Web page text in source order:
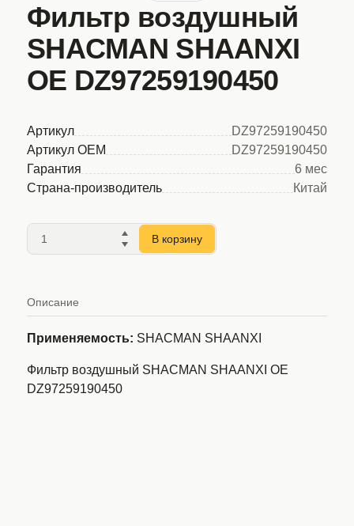
Фильтр воздушный
SHACMAN SHAANXI
OE DZ97259190450
Артикул
DZ97259190450
Артикул OEM
DZ97259190450
Гарантия
6 мес
Страна-производитель
Китай
В корзину
Описание
Применяемость: SHACMAN SHAANXI
Фильтр воздушный SHACMAN SHAANXI OE
DZ97259190450